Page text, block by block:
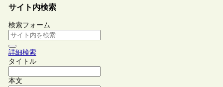
サイト内検索
検索フォーム
詳細検索
タイトル
本文